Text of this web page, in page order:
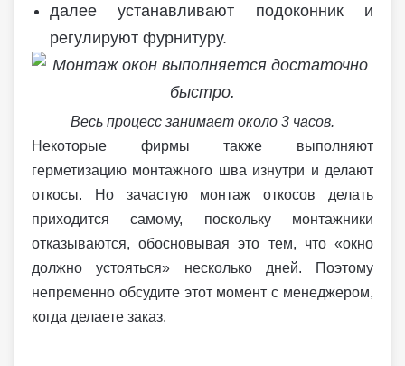
далее устанавливают подоконник и
регулируют фурнитуру.
Весь процесс занимает около 3 часов.
Некоторые фирмы также выполняют
герметизацию монтажного шва изнутри и делают
откосы. Но зачастую монтаж откосов делать
приходится самому, поскольку монтажники
отказываются, обосновывая это тем, что «окно
должно устояться» несколько дней. Поэтому
непременно обсудите этот момент с менеджером,
когда делаете заказ.